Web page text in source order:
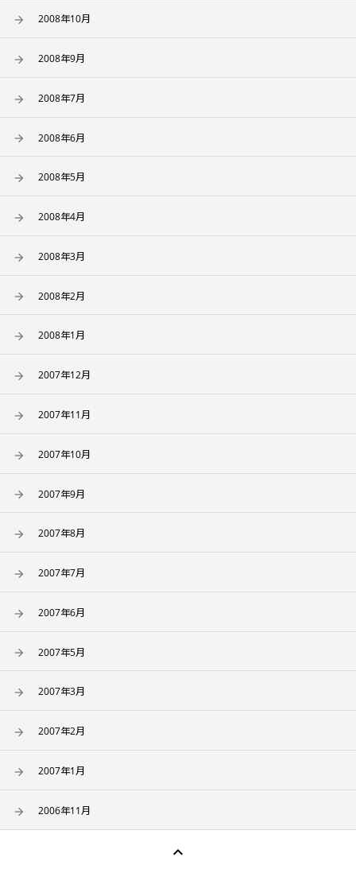
2008年10月
2008年9月
2008年7月
2008年6月
2008年5月
2008年4月
2008年3月
2008年2月
2008年1月
2007年12月
2007年11月
2007年10月
2007年9月
2007年8月
2007年7月
2007年6月
2007年5月
2007年3月
2007年2月
2007年1月
2006年11月
